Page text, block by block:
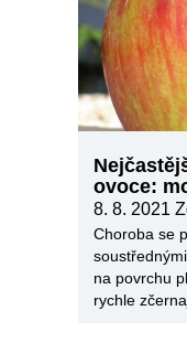
ovoce:
8. 8. 2021
Choroba se
na povrchu
rychle